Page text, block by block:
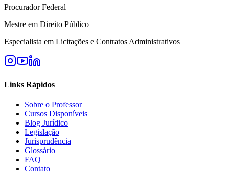
Procurador Federal
Mestre em Direito Público
Especialista em Licitações e Contratos Administrativos
Links Rápidos
Sobre o Professor
Cursos Disponíveis
Blog Jurídico
Legislação
Jurisprudência
Glossário
FAQ
Contato